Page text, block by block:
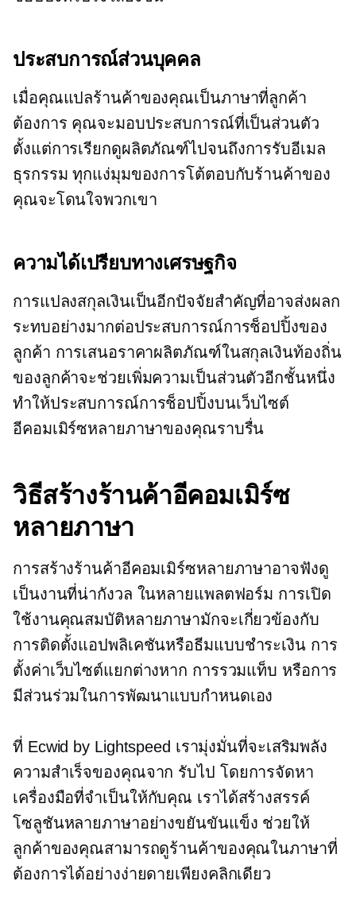
ประสบการณ์ส่วนบุคคล
เมื่อคุณแปลร้านค้าของคุณเป็นภาษาที่ลูกค้า
ต้องการ คุณจะมอบประสบการณ์ที่เป็นส่วนตัว
ตั้งแต่การเรียกดูผลิตภัณฑ์ไปจนถึงการรับอีเมล
ธุรกรรม ทุกแง่มุมของการโต้ตอบกับร้านค้าของ
คุณจะโดนใจพวกเขา
ความได้เปรียบทางเศรษฐกิจ
การแปลงสกุลเงินเป็นอีกปัจจัยสำคัญที่อาจส่งผลก
ระทบอย่างมากต่อประสบการณ์การช็อปปิ้งของ
ลูกค้า การเสนอราคาผลิตภัณฑ์ในสกุลเงินท้องถิ่น
ของลูกค้าจะช่วยเพิ่มความเป็นส่วนตัวอีกชั้นหนึ่ง
ทำให้ประสบการณ์การช็อปปิ้งบนเว็บไซต์
อีคอมเมิร์ซหลายภาษาของคุณราบรื่น
วิธีสร้างร้านค้าอีคอมเมิร์ซ
หลายภาษา
การสร้างร้านค้าอีคอมเมิร์ซหลายภาษาอาจฟังดู
เป็นงานที่น่ากังวล ในหลายแพลตฟอร์ม การเปิด
ใช้งานคุณสมบัติหลายภาษามักจะเกี่ยวข้องกับ
การติดตั้งแอปพลิเคชันหรือธีมแบบชำระเงิน การ
ตั้งค่าเว็บไซต์แยกต่างหาก การรวมแท็บ หรือการ
มีส่วนร่วมในการพัฒนาแบบกำหนดเอง
ที่ Ecwid by Lightspeed เรามุ่งมั่นที่จะเสริมพลัง
ความสำเร็จของคุณจาก รับไป โดยการจัดหา
เครื่องมือที่จำเป็นให้กับคุณ เราได้สร้างสรรค์
โซลูชันหลายภาษาอย่างขยันขันแข็ง ช่วยให้
ลูกค้าของคุณสามารถดูร้านค้าของคุณในภาษาที่
ต้องการได้อย่างง่ายดายเพียงคลิกเดียว